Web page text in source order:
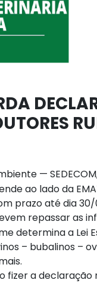
—
ao lado da
prazo até dia 30/
repassar as
determina a
– bubalinos –
a declaração